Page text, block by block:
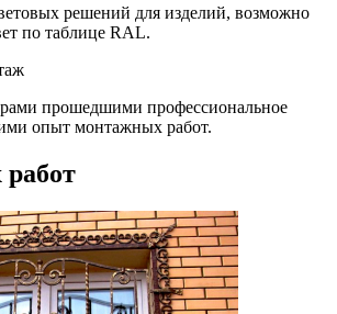
решений для изделий, возможно
по таблице RAL.
прошедшими профессиональное
опыт монтажных работ.